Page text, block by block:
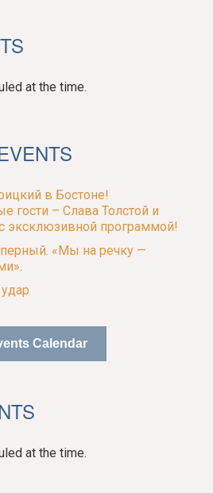
at the time.
в Бостоне!
гости – Слава Толстой и
эксклюзивной программой!
«Мы на речку —
Calendar
at the time.